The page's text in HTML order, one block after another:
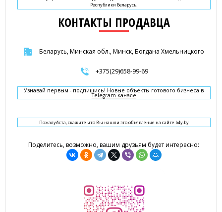
Республики Беларусь.
КОНТАКТЫ ПРОДАВЦА
Беларусь, Минская обл., Минск, Богдана Хмельницкого
+375(29)658-99-69
Узнавай первым - подпишись! Новые объекты готового бизнеса в
Telegram канале
Пожалуйста, скажите что Вы нашли это объявление на сайте b4y.by
Поделитесь, возможно, вашим друзьям будет интересно: